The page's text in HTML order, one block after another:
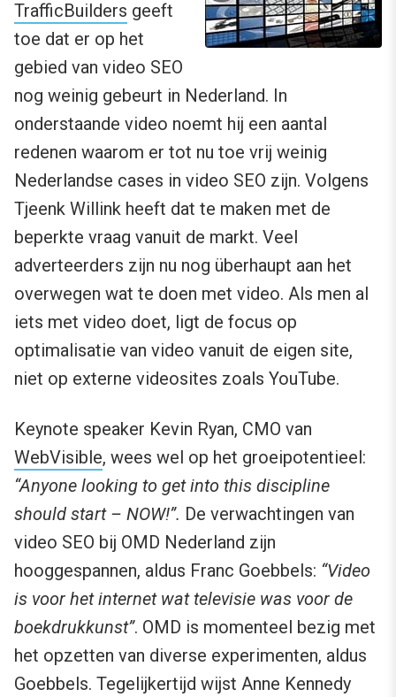
TrafficBuilders geeft
toe dat er op het
gebied van video SEO
nog weinig gebeurt in Nederland. In
onderstaande video noemt hij een aantal
redenen waarom er tot nu toe vrij weinig
Nederlandse cases in video SEO zijn. Volgens
Tjeenk Willink heeft dat te maken met de
beperkte vraag vanuit de markt. Veel
adverteerders zijn nu nog überhaupt aan het
overwegen wat te doen met video. Als men al
iets met video doet, ligt de focus op
optimalisatie van video vanuit de eigen site,
niet op externe videosites zoals YouTube.
Keynote speaker Kevin Ryan, CMO van
WebVisible, wees wel op het groeipotentieel:
“Anyone looking to get into this discipline
should start – NOW!”. De verwachtingen van
video SEO bij OMD Nederland zijn
hooggespannen, aldus Franc Goebbels: “Video
is voor het internet wat televisie was voor de
boekdrukkunst”. OMD is momenteel bezig met
het opzetten van diverse experimenten, aldus
Goebbels. Tegelijkertijd wijst Anne Kennedy